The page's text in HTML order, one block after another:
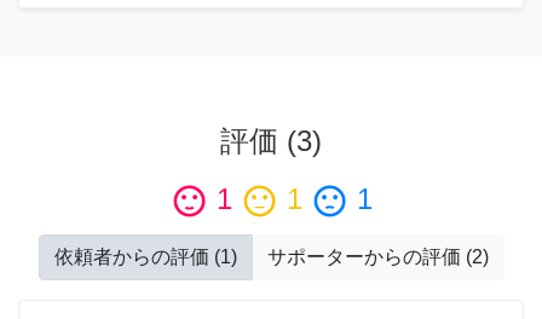
評価 (3)
sentiment_satisfied 1 sentiment_neutral 1 sentiment_dissatisfied 1
依頼者からの評価 (1) サポーターからの評価 (2)